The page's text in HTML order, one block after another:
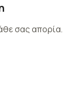
σας απορία.